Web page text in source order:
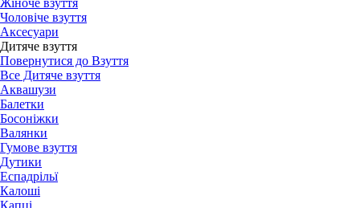
Жіноче взуття
Чоловіче взуття
Аксесуари
Дитяче взуття
Повернутися до Взуття
Все Дитяче взуття
Аквашузи
Балетки
Босоніжки
Валянки
Гумове взуття
Дутики
Еспадрільї
Калоші
Капці